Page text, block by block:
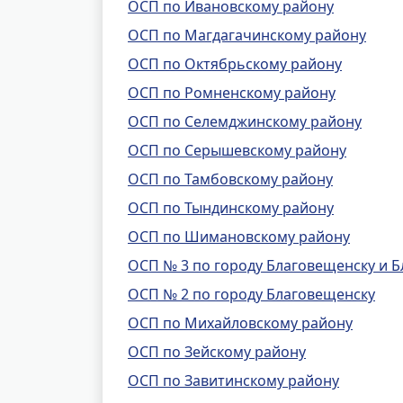
ОСП по Ивановскому району
ОСП по Магдагачинскому району
ОСП по Октябрьскому району
ОСП по Ромненскому району
ОСП по Селемджинскому району
ОСП по Серышевскому району
ОСП по Тамбовскому району
ОСП по Тындинскому району
ОСП по Шимановскому району
ОСП № 3 по городу Благовещенску и
ОСП № 2 по городу Благовещенску
ОСП по Михайловскому району
ОСП по Зейскому району
ОСП по Завитинскому району